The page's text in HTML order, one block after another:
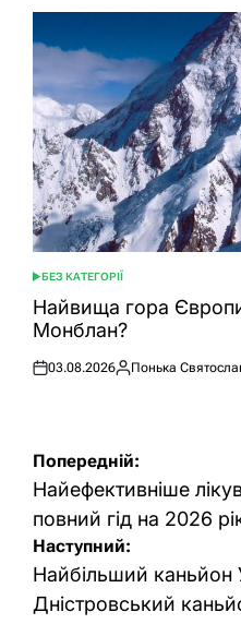
ОПУБЛІКУВАТИ
У
БЕЗ КАТЕГОРІЇ
Найвища гора
Монблан?
Оприлюднено
03.08.2026
Опубліковано
Понька
Навігація
записів
Попередній:
Найефективніше
повний гід на 2026
Наступний:
Найбільший каньйон
Дністровський